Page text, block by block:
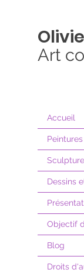
Accueil
Peintures
Dessins
Objectif
Blog
Droits
Art